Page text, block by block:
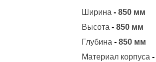
Ширина - 850 мм
Высота - 850 мм
Глубина - 850 мм
Материал корпуса -